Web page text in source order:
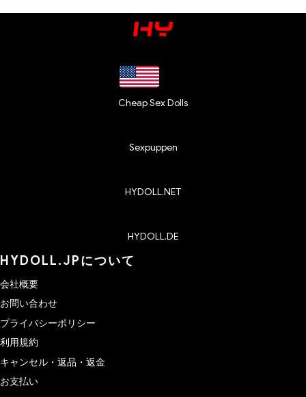
Cheap Sex Dolls
Sexpuppen
HYDOLL.NET
HYDOLL.DE
HYDOLL.JPについて
会社概要
お問い合わせ
プライバシーポリシー
利用規約
キャンセル・返品・返金
お支払い